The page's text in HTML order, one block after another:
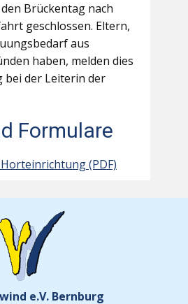
Brückentag nach
geschlossen. Eltern,
aus
haben, melden dies
bei der Leiterin der
Formulare
(PDF)
e.V. Bernburg